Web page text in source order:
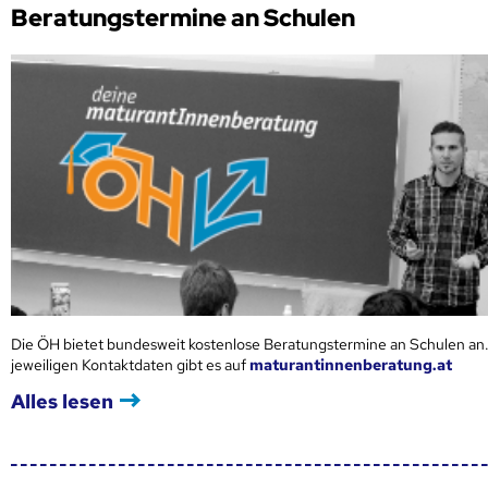
Beratungstermine an Schulen
Die ÖH bietet bundesweit kostenlose Beratungstermine an Schulen
jeweiligen Kontaktdaten gibt es aufmaturantinnenberatung.at
Alles lesen